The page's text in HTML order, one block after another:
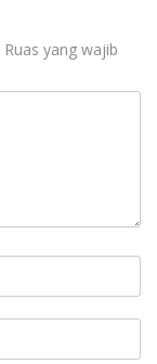
Ruas yang wajib